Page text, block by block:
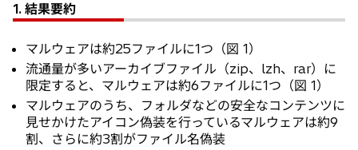
1. 結果要約
マルウェアは約25ファイルに1つ（図 1）
流通量が多いアーカイブファイル（zip、lzh、rar）に
限定すると、マルウェアは約6ファイルに1つ（図 1）
マルウェアのうち、フォルダなどの安全なコンテンツに
見せかけたアイコン偽装を行っているマルウェアは約9
割、さらに約3割がファイル名偽装